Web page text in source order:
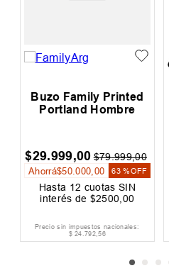
Buzo Family Printed
Portland Hombre
$29.999,00 $79.999,00
Ahorrá$50.000 00 63 %OFF
Hasta 12 cuotas SIN
interés de $2500,00
Precio sin impuestos nacionales:
$ 24.792,56